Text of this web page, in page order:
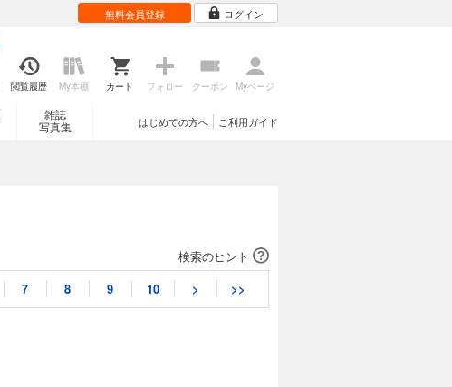
無料会員登録 ログイン
閲覧履歴 My本棚 カート フォロー クーポン Myページ
雑誌
写真集
ご利用ガイド
はじめての方へ
検索のヒント
7 8 9 10 > >>